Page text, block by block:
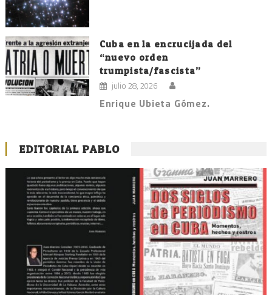
Cuba en la encrucijada del
“nuevo orden
trumpista/fascista”
julio 28, 2026
Enrique Ubieta Gómez.
EDITORIAL PABLO